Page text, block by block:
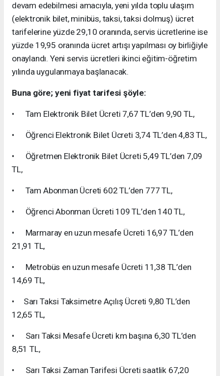
devam edebilmesi amacıyla, yeni yılda toplu ulaşım
(elektronik bilet, minibüs, taksi, taksi dolmuş) ücret
tarifelerine yüzde 29,10 oranında, servis ücretlerine ise
yüzde 19,95 oranında ücret artışı yapılması oy birliğiyle
onaylandı. Yeni servis ücretleri ikinci eğitim-öğretim
yılında uygulanmaya başlanacak.
Buna göre; yeni fiyat tarifesi şöyle:
• Tam Elektronik Bilet Ücreti 7,67 TL’den 9,90 TL,
• Öğrenci Elektronik Bilet Ücreti 3,74 TL’den 4,83 TL,
• Öğretmen Elektronik Bilet Ücreti 5,49 TL’den 7,09
TL,
• Tam Abonman Ücreti 602 TL’den 777 TL,
• Öğrenci Abonman Ücreti 109 TL’den 140 TL,
• Marmaray en uzun mesafe Ücreti 16,97 TL’den
21,91 TL,
• Metrobüs en uzun mesafe Ücreti 11,38 TL’den
14,69 TL,
• Sarı Taksi Taksimetre Açılış Ücreti 9,80 TL’den
12,65 TL,
• Sarı Taksi Mesafe Ücreti km başına 6,30 TL’den
8,51 TL,
• Sarı Taksi Zaman Tarifesi Ücreti saatlik 67,20